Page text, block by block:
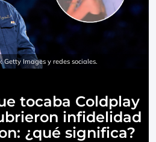
Images y redes sociales.
tocaba Coldplay
infidelidad
¿qué significa?